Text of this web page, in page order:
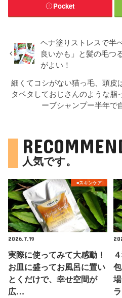
Pocket
ヘナ塗りストレスで半
良いかも」と髪の毛つ
がよい！
細くてコシがない猫っ毛、頭皮
タベタしておじさんのような脂
ーブシャンプー半年で
人気です。
■スキンケア
2026.7.19
実際に使ってみて大感動！
お皿に盛ってお風呂に置い
とくだけで、幸せ空間が
広…